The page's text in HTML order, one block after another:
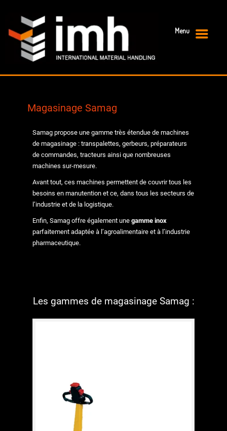
Magasinage Samag
Samag propose une gamme très étendue de machines
de magasinage : transpalettes, gerbeurs, préparateurs
de commandes, tracteurs ainsi que nombreuses
machines sur-mesure.
Avant tout, ces machines permettent de couvrir tous les
besoins en manutention et ce, dans tous les secteurs de
l’industrie et de la logistique.
Enfin, Samag offre également une gamme inox
parfaitement adaptée à l’agroalimentaire et à l’industrie
pharmaceutique.
Les gammes de magasinage Samag :
Menu